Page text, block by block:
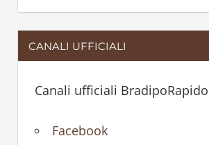
CANALI UFFICIALI
Canali ufficiali
Facebook